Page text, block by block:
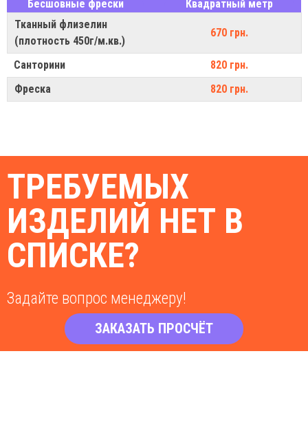
Бесшовные фрески
Квадратный метр
Тканный флизелин
(плотность 450г/м.кв.)
670 грн.
Санторини
820 грн.
Фреска
820 грн.
ТРЕБУЕМЫХ
ИЗДЕЛИЙ НЕТ В
СПИСКЕ?
Задайте вопрос менеджеру!
ЗАКАЗАТЬ ПРОСЧЁТ